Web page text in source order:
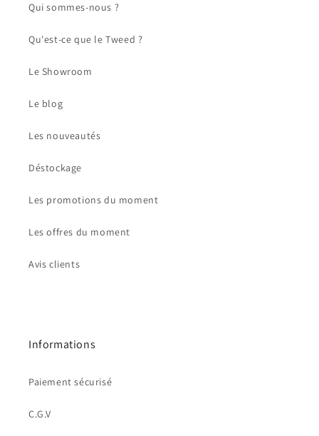
Qui sommes-nous ?
Qu'est-ce que le Tweed ?
Le Showroom
Le blog
Les nouveautés
Déstockage
Les promotions du moment
Les offres du moment
Avis clients
Informations
Paiement sécurisé
C.G.V